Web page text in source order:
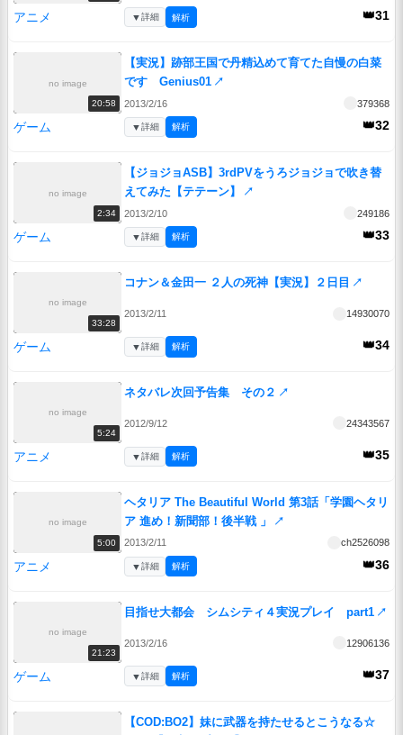
アニメ 👑31
▼詳細 解析
no image
20:58
【実況】跡部王国で丹精込めて育てた自慢の白菜
です Genius01 ↗
2013/2/16 379368
ゲーム 👑32
▼詳細 解析
no image
2:34
【ジョジョASB】3rdPVをうろジョジョで吹き替
えてみた【テテーン】
↗
2013/2/10 249186
ゲーム 👑33
▼詳細 解析
no image
33:28
コナン＆金田一 ２人の死神【実況】２日目 ↗
2013/2/11 14930070
ゲーム 👑34
▼詳細 解析
no image
5:24
ネタバレ次回予告集 その２ ↗
2012/9/12 24343567
アニメ 👑35
▼詳細 解析
no image
5:00
ヘタリア The Beautiful World 第3話「学園ヘタリ
ア 進め！新聞部！後半戦 」
↗
2013/2/11 ch2526098
アニメ 👑36
▼詳細 解析
no image
21:23
目指せ大都会 シムシティ４実況プレイ part1 ↗
2013/2/16 12906136
ゲーム 👑37
▼詳細 解析
【COD:BO2】妹に武器を持たせるとこうなる☆